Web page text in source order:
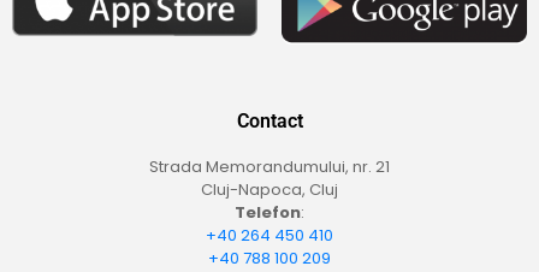
Contact
Strada Memorandumului, nr. 21
Cluj-Napoca, Cluj
Telefon:
+40 264 450 410
+40 788 100 209